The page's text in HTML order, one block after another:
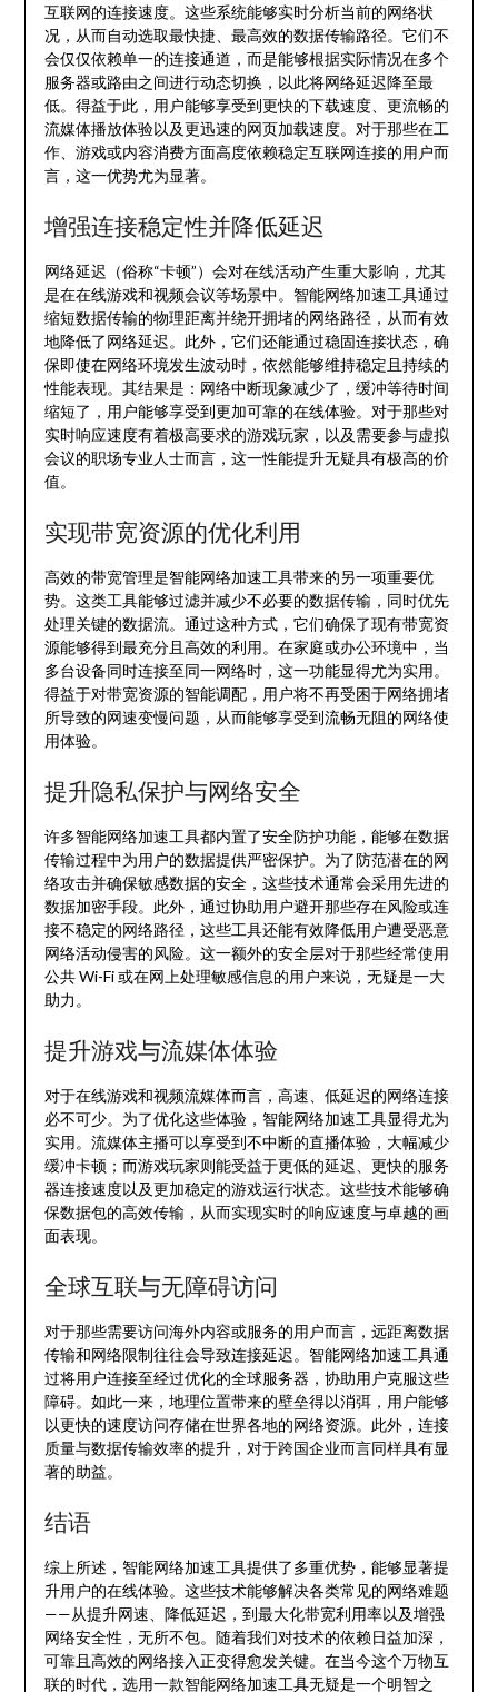
互联网的连接速度。这些系统能够实时分析当前的网络状
况，从而自动选取最快捷、最高效的数据传输路径。它们不
会仅仅依赖单一的连接通道，而是能够根据实际情况在多个
服务器或路由之间进行动态切换，以此将网络延迟降至最
低。得益于此，用户能够享受到更快的下载速度、更流畅的
流媒体播放体验以及更迅速的网页加载速度。对于那些在工
作、游戏或内容消费方面高度依赖稳定互联网连接的用户而
言，这一优势尤为显著。
增强连接稳定性并降低延迟
网络延迟（俗称“卡顿”）会对在线活动产生重大影响，尤其
是在在线游戏和视频会议等场景中。智能网络加速工具通过
缩短数据传输的物理距离并绕开拥堵的网络路径，从而有效
地降低了网络延迟。此外，它们还能通过稳固连接状态，确
保即使在网络环境发生波动时，依然能够维持稳定且持续的
性能表现。其结果是：网络中断现象减少了，缓冲等待时间
缩短了，用户能够享受到更加可靠的在线体验。对于那些对
实时响应速度有着极高要求的游戏玩家，以及需要参与虚拟
会议的职场专业人士而言，这一性能提升无疑具有极高的价
值。
实现带宽资源的优化利用
高效的带宽管理是智能网络加速工具带来的另一项重要优
势。这类工具能够过滤并减少不必要的数据传输，同时优先
处理关键的数据流。通过这种方式，它们确保了现有带宽资
源能够得到最充分且高效的利用。在家庭或办公环境中，当
多台设备同时连接至同一网络时，这一功能显得尤为实用。
得益于对带宽资源的智能调配，用户将不再受困于网络拥堵
所导致的网速变慢问题，从而能够享受到流畅无阻的网络使
用体验。
提升隐私保护与网络安全
许多智能网络加速工具都内置了安全防护功能，能够在数据
传输过程中为用户的数据提供严密保护。为了防范潜在的网
络攻击并确保敏感数据的安全，这些技术通常会采用先进的
数据加密手段。此外，通过协助用户避开那些存在风险或连
接不稳定的网络路径，这些工具还能有效降低用户遭受恶意
网络活动侵害的风险。这一额外的安全层对于那些经常使用
公共 Wi-Fi 或在网上处理敏感信息的用户来说，无疑是一大
助力。
提升游戏与流媒体体验
对于在线游戏和视频流媒体而言，高速、低延迟的网络连接
必不可少。为了优化这些体验，智能网络加速工具显得尤为
实用。流媒体主播可以享受到不中断的直播体验，大幅减少
缓冲卡顿；而游戏玩家则能受益于更低的延迟、更快的服务
器连接速度以及更加稳定的游戏运行状态。这些技术能够确
保数据包的高效传输，从而实现实时的响应速度与卓越的画
面表现。
全球互联与无障碍访问
对于那些需要访问海外内容或服务的用户而言，远距离数据
传输和网络限制往往会导致连接延迟。智能网络加速工具通
过将用户连接至经过优化的全球服务器，协助用户克服这些
障碍。如此一来，地理位置带来的壁垒得以消弭，用户能够
以更快的速度访问存储在世界各地的网络资源。此外，连接
质量与数据传输效率的提升，对于跨国企业而言同样具有显
著的助益。
结语
综上所述，智能网络加速工具提供了多重优势，能够显著提
升用户的在线体验。这些技术能够解决各类常见的网络难题
——从提升网速、降低延迟，到最大化带宽利用率以及增强
网络安全性，无所不包。随着我们对技术的依赖日益加深，
可靠且高效的网络接入正变得愈发关键。在当今这个万物互
联的时代，选用一款智能网络加速工具无疑是一个明智之